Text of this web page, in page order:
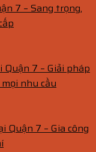
7 – Sang trọng,
Quận 7 – Giải pháp
nhu cầu
Quận 7 – Gia công